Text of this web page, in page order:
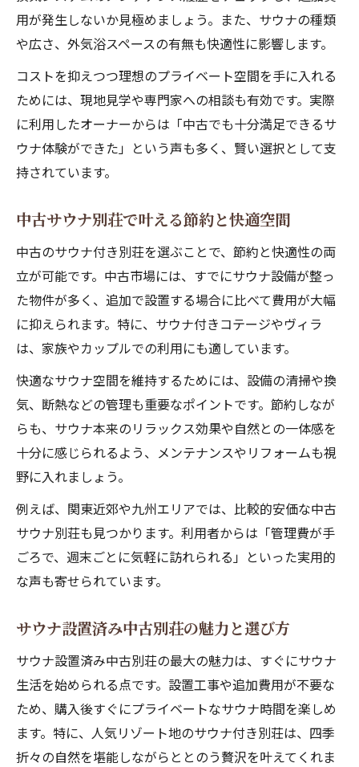
用が発生しないか見極めましょう。また、サウナの種類
や広さ、外気浴スペースの有無も快適性に影響します。
コストを抑えつつ理想のプライベート空間を手に入れる
ためには、現地見学や専門家への相談も有効です。実際
に利用したオーナーからは「中古でも十分満足できるサ
ウナ体験ができた」という声も多く、賢い選択として支
持されています。
中古サウナ別荘で叶える節約と快適空間
中古のサウナ付き別荘を選ぶことで、節約と快適性の両
立が可能です。中古市場には、すでにサウナ設備が整っ
た物件が多く、追加で設置する場合に比べて費用が大幅
に抑えられます。特に、サウナ付きコテージやヴィラ
は、家族やカップルでの利用にも適しています。
快適なサウナ空間を維持するためには、設備の清掃や換
気、断熱などの管理も重要なポイントです。節約しなが
らも、サウナ本来のリラックス効果や自然との一体感を
十分に感じられるよう、メンテナンスやリフォームも視
野に入れましょう。
例えば、関東近郊や九州エリアでは、比較的安価な中古
サウナ別荘も見つかります。利用者からは「管理費が手
ごろで、週末ごとに気軽に訪れられる」といった実用的
な声も寄せられています。
サウナ設置済み中古別荘の魅力と選び方
サウナ設置済み中古別荘の最大の魅力は、すぐにサウナ
生活を始められる点です。設置工事や追加費用が不要な
ため、購入後すぐにプライベートなサウナ時間を楽しめ
ます。特に、人気リゾート地のサウナ付き別荘は、四季
折々の自然を堪能しながらととのう贅沢を叶えてくれま